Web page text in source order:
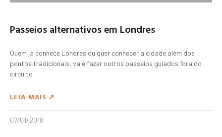
Passeios alternativos em Londres
Quem já conhece Londres ou quer conhecer a cidade além dos
pontos tradicionais, vale fazer outros passeios guiados fora do
circuito
LEIA MAIS ➚
07/01/2018